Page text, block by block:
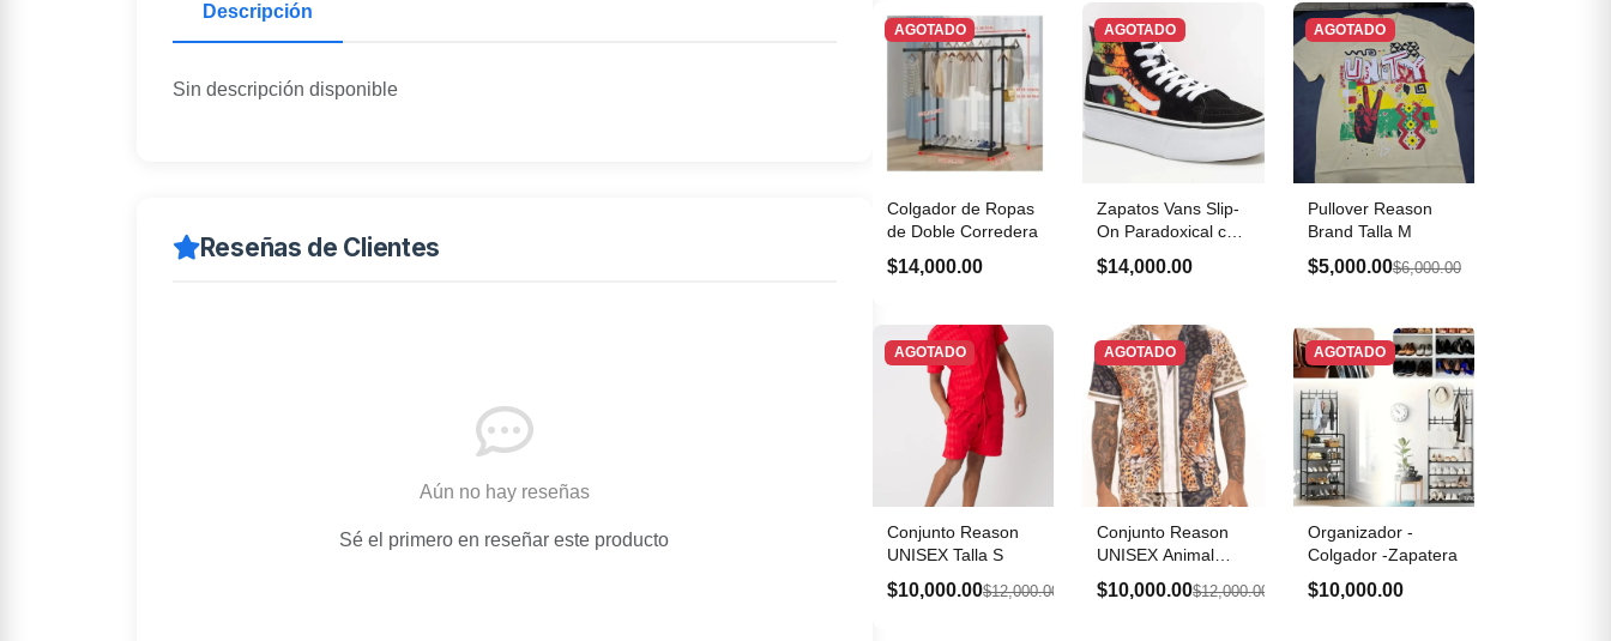
Descripción
Sin descripción disponible
Reseñas de Clientes
Aún no hay reseñas
Sé el primero en reseñar este producto
AGOTADO
Colgador de Ropas
de Doble Corredera
$14,000.00
AGOTADO
Zapatos Vans Slip-
On Paradoxical con
plataforma
$14,000.00
AGOTADO
Pullover Reason
Brand Talla M
$5,000.00$6,000.00
AGOTADO
Conjunto Reason
UNISEX Talla S
$10,000.00$12,000.00
AGOTADO
Conjunto Reason
UNISEX Animal
Print Talla S
$10,000.00$12,000.00
AGOTADO
Organizador -
Colgador -Zapatera
$10,000.00